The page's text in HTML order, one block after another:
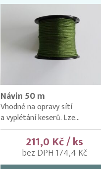
Návin 50 m
Vhodné na opravy sítí
a vyplétání keserů. Lze...
211,0 Kč / ks
bez DPH 174,4 Kč